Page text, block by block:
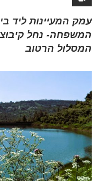
עמק המעיינות ליד
המשפחה- נחל
המסלול הרטוב